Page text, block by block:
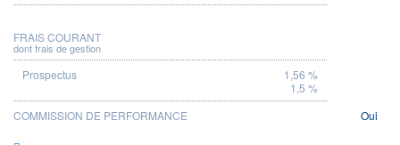
FRAIS COURANT
dont frais de gestion
1,56 %
1,5 %
COMMISSION DE PERFORMANCE
Oui